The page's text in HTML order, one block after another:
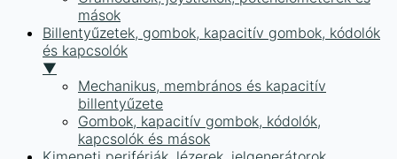
mások
Billentyűzetek, gombok, kapacitív gombok, kódolók
és kapcsolók
▼
Mechanikus, membrános és kapacitív
billentyűzete
Gombok, kapacitív gombok, kódolók,
kapcsolók és mások